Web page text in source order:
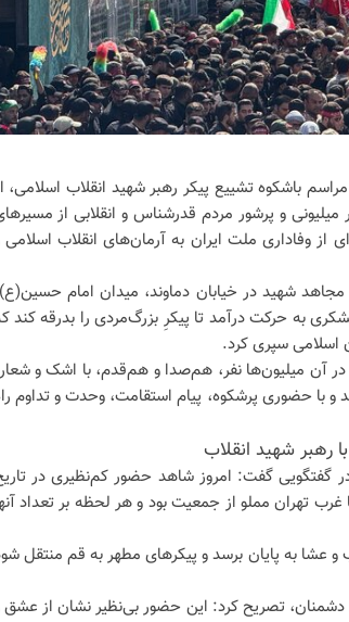
باشکوه تشییع پیکر رهبر شهید انقلاب اسلامی،
و پرشور مردم قدرشناس و انقلابی از
از وفاداری ملت ایران به آرمان‌های انقلاب اسلامی
شهید در خیابان دماوند، میدان امام
به حرکت درآمد تا پیکرِ بزرگ‌مردی را بدرقه کند
اسلامی سپری کرد.
آن میلیون‌ها نفر، هم‌صدا و هم‌قدم، با اشک و
و با حضوری پرشکوه، پیام استقامت، وحدت و تداوم
رهبر شهید انقلاب
گفتگویی گفت: امروز شاهد حضور کم‌نظیری در
غرب تهران مملو از جمعیت بود و هر لحظه بر تعداد
به پایان برسد و پیکرهای مطهر به قم منتقل
دشمنان، تصریح کرد: این حضور بی‌نظیر نشان از عشق